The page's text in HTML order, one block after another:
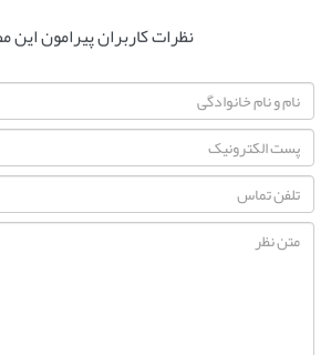
نظرات کاربران پیرامون این